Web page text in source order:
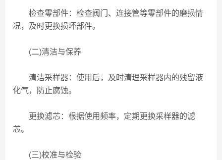
检查零部件：检查阀门、连接管等零部件的磨损情
况，及时更换损坏部件。
(二)清洁与保养
清洁采样器：使用后，及时清理采样器内的残留液
化气，防止腐蚀。
更换滤芯：根据使用频率，定期更换采样器的滤
芯。
(三)校准与检验